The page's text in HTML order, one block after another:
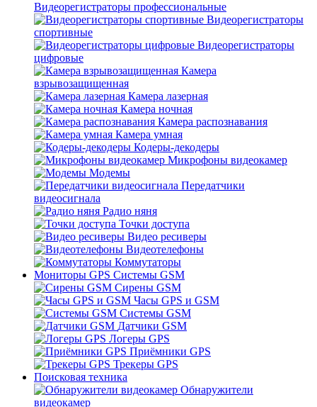
Видеорегистраторы профессиональные
Видеорегистраторы
спортивные
Видеорегистраторы
цифровые
Камера
взрывозащищенная
Камера лазерная
Камера ночная
Камера распознавания
Камера умная
Кодеры-декодеры
Микрофоны видеокамер
Модемы
Передатчики
видеосигнала
Радио няня
Точки доступа
Видео ресиверы
Видеотелефоны
Коммутаторы
Мониторы GPS Системы GSM
Сирены GSM
Часы GPS и GSM
Системы GSM
Датчики GSM
Логеры GPS
Приёмники GPS
Трекеры GPS
Поисковая техника
Обнаружители
видеокамер